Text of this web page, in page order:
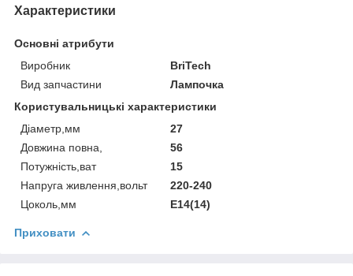
Характеристики
Основні атрибути
Виробник
BriTech
Вид запчастини
Лампочка
Користувальницькі характеристики
Діаметр,мм
27
Довжина повна,
56
Потужність,ват
15
Напруга живлення,вольт
220-240
Цоколь,мм
E14(14)
Приховати